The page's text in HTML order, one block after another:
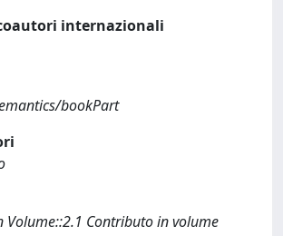
internazionali
bookPart
Volume::2.1 Contributo in volume